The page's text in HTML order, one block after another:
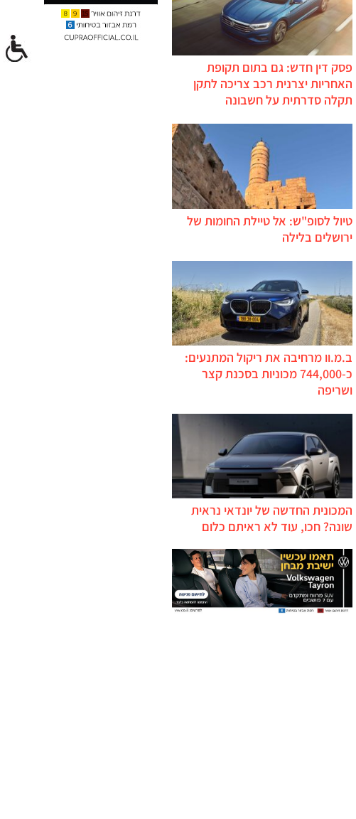
פסק דין חדש: גם בתום תקופת
האחריות יצרנית רכב צריכה לתקן
תקלה סדרתית על חשבונה
טיול לסופ"ש: אל טיילת החומות של
ירושלים בלילה
ב.מ.וו מרחיבה את ריקול המתנעים:
כ-744,000 מכוניות בסכנת קצר
ושריפה
המכונית החדשה של יונדאי נראית
שונה? חכו, עוד לא ראיתם כלום